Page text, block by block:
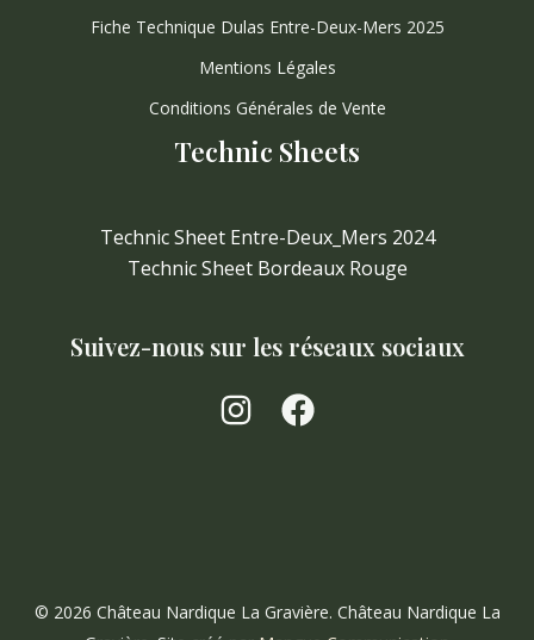
Fiche Technique Dulas Entre-Deux-Mers 2025
Mentions Légales
Conditions Générales de Vente
Technic Sheets
Technic Sheet Entre-Deux_Mers 2024
Technic Sheet Bordeaux Rouge
Suivez-nous sur les réseaux sociaux
© 2026 Château Nardique La Gravière. Château Nardique La